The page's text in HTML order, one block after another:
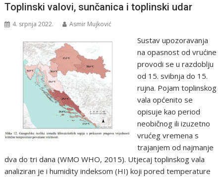
Toplinski valovi, sunčanica i toplinski udar
4. srpnja 2022. Asmir Mujković
Sustav upozoravanja
na opasnost od vrućine
provodi se u razdoblju
od 15. svibnja do 15.
rujna. Pojam toplinskog
vala općenito se
opisuje kao period
neobičnog ili izuzetno
vrućeg vremena s
trajanjem od najmanje
dva do tri dana (WMO WHO, 2015). Utjecaj toplinskog vala
analiziran je i humidity indeksom (HI) koji pored temperature